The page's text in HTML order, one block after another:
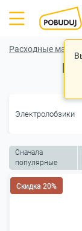
Расходные
Электролобзики
Сначала
популярные
Скидка 20%